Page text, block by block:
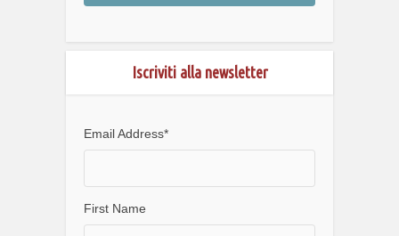
Iscriviti alla newsletter
Email Address*
First Name